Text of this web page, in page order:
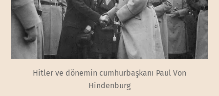
Hitler ve dönemin cumhurbaşkanı Paul Von
Hindenburg